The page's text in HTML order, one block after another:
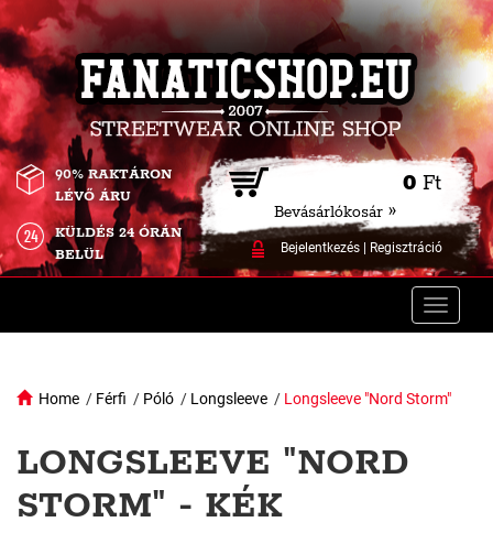
0 Ft
Bevásárlókosár »
Bejelentkezés| Regisztráció
90% RAKTÁRON
LÉVŐ ÁRU
KÜLDÉS 24 ÓRÁN
BELÜL
Toggle
Home / Férfi / Póló / Longsleeve / Longsleeve "Nord Storm"
LONGSLEEVE "NORD
STORM" - KÉK